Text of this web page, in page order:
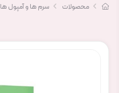
محصولات سرم ها و آمپول ها